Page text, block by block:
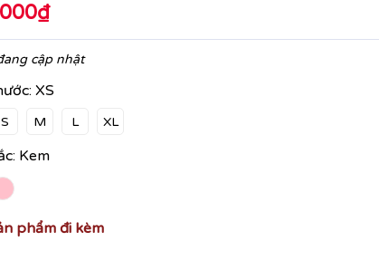
cập nhật
XS
S M L XL
Kem
phẩm đi kèm